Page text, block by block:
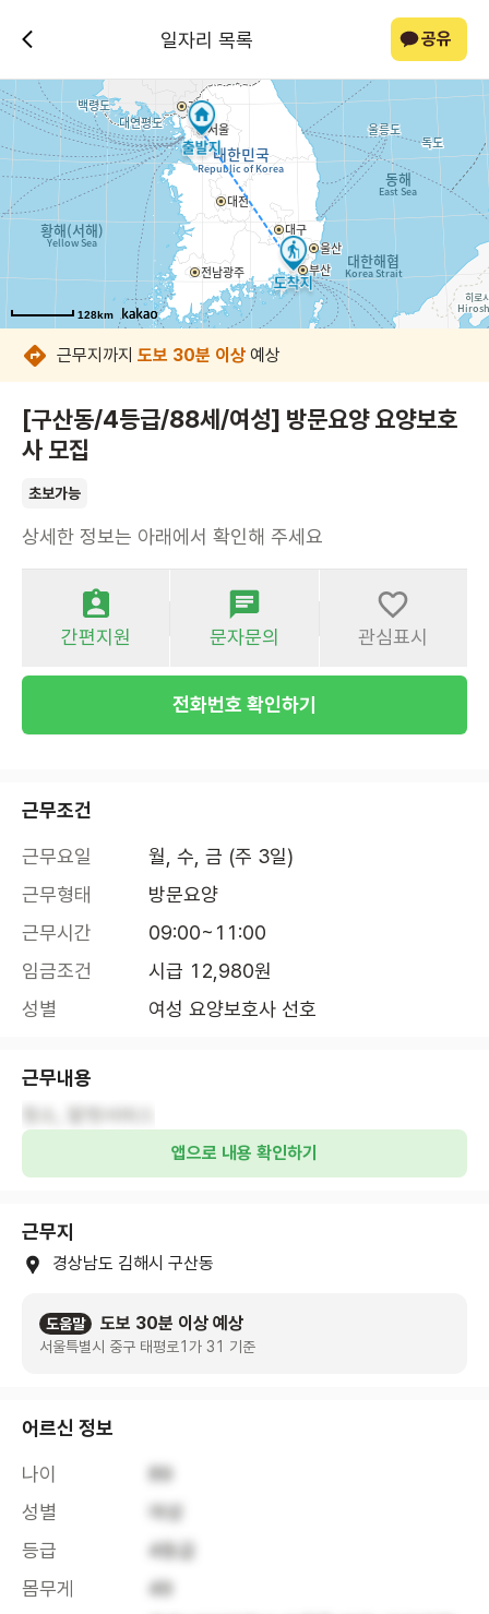
일자리 목록 공유
128km
128km
128km
128km
128km
128km
128km
128km
근무지까지 도보 30분 이상 예상
[구산동/4등급/88세/여성] 방문요양 요양보호
사 모집
초보가능
상세한 정보는 아래에서 확인해 주세요
간편지원 문자문의 관심표시
전화번호 확인하기
근무조건
근무요일
월, 수, 금 (주 3일)
근무형태
방문요양
근무시간
09:00~11:00
임금조건
시급 12,980원
성별
여성 요양보호사 선호
근무내용
앱으로 내용 확인하기
근무지
경상남도 김해시 구산동
도움말 도보 30분 이상 예상
서울특별시 중구 태평로1가 31 기준
어르신 정보
나이
89
성별
여성
등급
4등급
몸무게
49